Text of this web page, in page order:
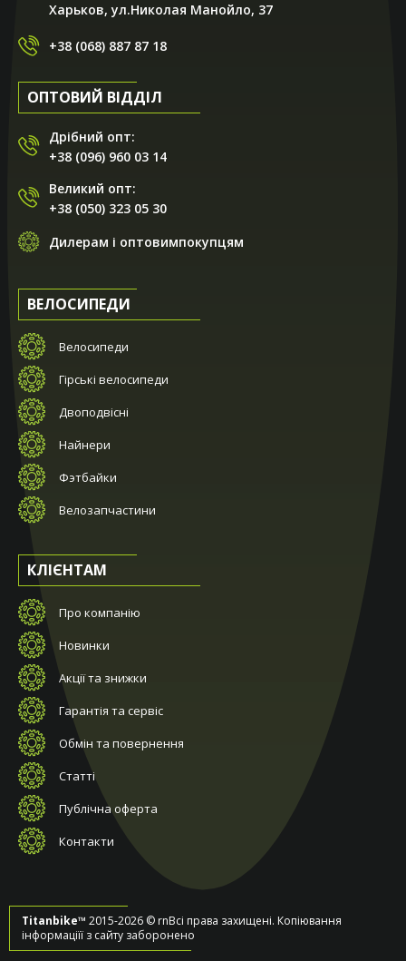
Харьков, ул.Николая Манойло, 37
+38 (068) 887 87 18
ОПТОВИЙ ВІДДІЛ
Дрібний опт:
+38 (096) 960 03 14
Великий опт:
+38 (050) 323 05 30
Дилерам і оптовимпокупцям
ВЕЛОСИПЕДИ
Велосипеди
Гірські велосипеди
Двоподвісні
Найнери
Фэтбайки
Велозапчастини
КЛІЄНТАМ
Про компанію
Новинки
Акції та знижки
Гарантія та сервіс
Обмін та повернення
Статті
Публічна оферта
Контакти
Titanbike™ 2015-2026 © rnВсі права захищені. Копіювання
інформаціїї з сайту заборонено